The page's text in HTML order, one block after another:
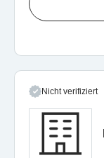
Nicht verifiziert